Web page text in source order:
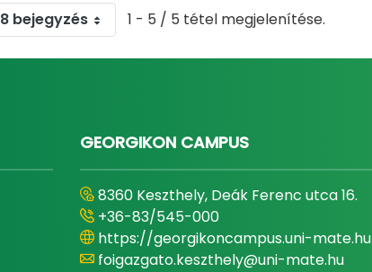
8 bejegyzés 1 - 5 / 5 tétel megjelenítése.
GEORGIKON CAMPUS
8360 Keszthely, Deák Ferenc utca 16.
+36-83/545-000
https://georgikoncampus.uni-mate.hu
foigazgato.keszthely@uni-mate.hu